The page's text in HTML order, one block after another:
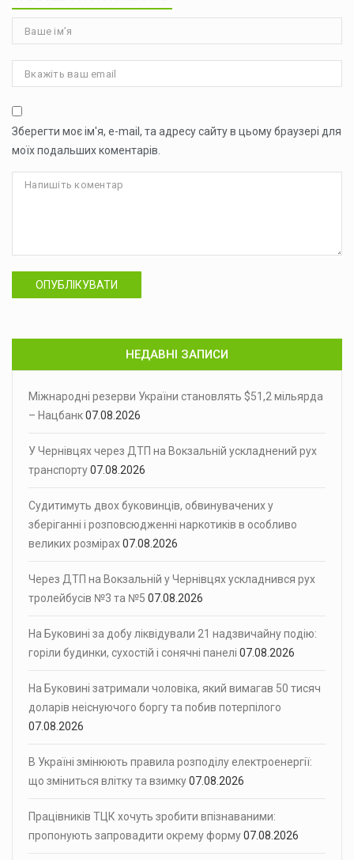
Зберегти моє ім'я, e-mail, та адресу сайту в цьому браузері для
моїх подальших коментарів.
ОПУБЛІКУВАТИ
НЕДАВНІ ЗАПИСИ
Міжнародні резерви України становлять $51,2 мільярда
– Нацбанк07.08.2026
У Чернівцях через ДТП на Вокзальній ускладнений рух
транспорту07.08.2026
Судитимуть двох буковинців, обвинувачених у
зберіганні і розповсюдженні наркотиків в особливо
великих розмірах07.08.2026
Через ДТП на Вокзальній у Чернівцях ускладнився рух
тролейбусів №3 та №5 07.08.2026
На Буковині за добу ліквідували 21 надзвичайну подію:
горіли будинки, сухостій і сонячні панелі 07.08.2026
На Буковині затримали чоловіка, який вимагав 50 тисяч
доларів неіснуючого боргу та побив потерпілого
07.08.2026
В Україні змінюють правила розподілу електроенергії:
що зміниться влітку та взимку07.08.2026
Працівників ТЦК хочуть зробити впізнаваними:
пропонують запровадити окрему форму07.08.2026